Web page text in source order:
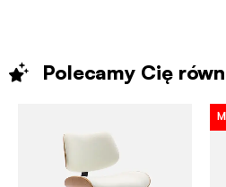
Polecamy Cię